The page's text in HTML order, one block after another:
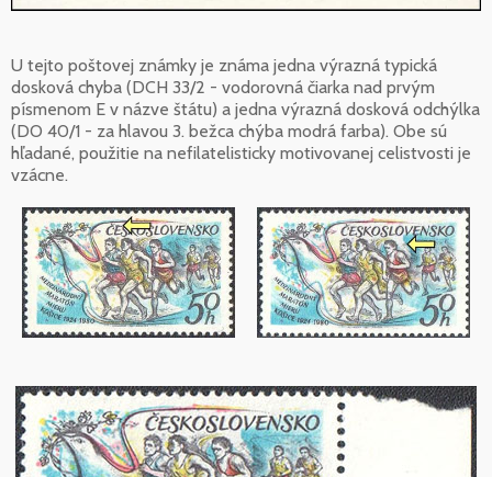
U tejto poštovej známky je známa jedna výrazná typická
dosková chyba (DCH 33/2 - vodorovná čiarka nad prvým
písmenom E v názve štátu) a jedna výrazná dosková odchýlka
(DO 40/1 - za hlavou 3. bežca chýba modrá farba). Obe sú
hľadané, použitie na nefilatelisticky motivovanej celistvosti je
vzácne.